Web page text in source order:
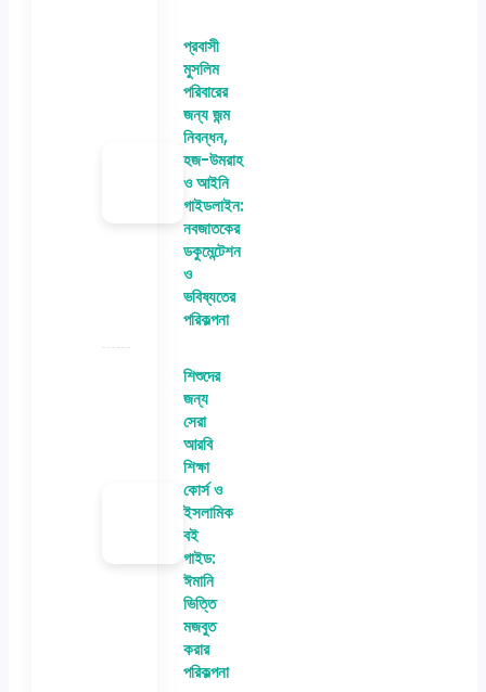
প্রবাসী
মুসলিম
পরিবারের
জন্য জন্ম
নিবন্ধন,
হজ-উমরাহ
ও আইনি
গাইডলাইন:
নবজাতকের
ডকুমেন্টেশন
ও
ভবিষ্যতের
পরিকল্পনা
শিশুদের
জন্য
সেরা
আরবি
শিক্ষা
কোর্স ও
ইসলামিক
বই
গাইড:
ঈমানি
ভিত্তি
মজবুত
করার
পরিকল্পনা